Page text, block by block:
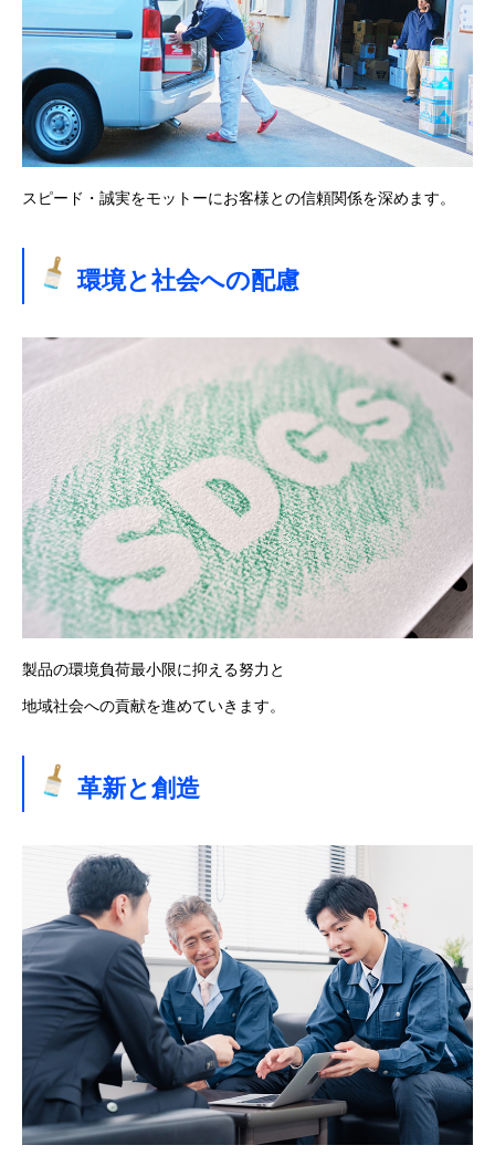
会社情報
取扱商品一覧
よくある質問
無料相談
お問い合わせ
スピード・誠実をモットーにお客様との信頼関係を深めます。
環境と社会への配慮
製品の環境負荷最小限に抑える努力と
地域社会への貢献を進めていきます。
革新と創造